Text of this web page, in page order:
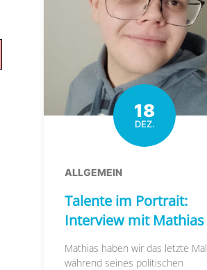
18
DEZ.
ALLGEMEIN
Talente im Portrait:
Interview mit Mathias
Mathias haben wir das letzte Mal
während seines politischen